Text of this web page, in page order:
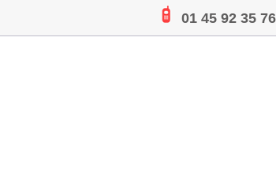
01 45 92 35 76